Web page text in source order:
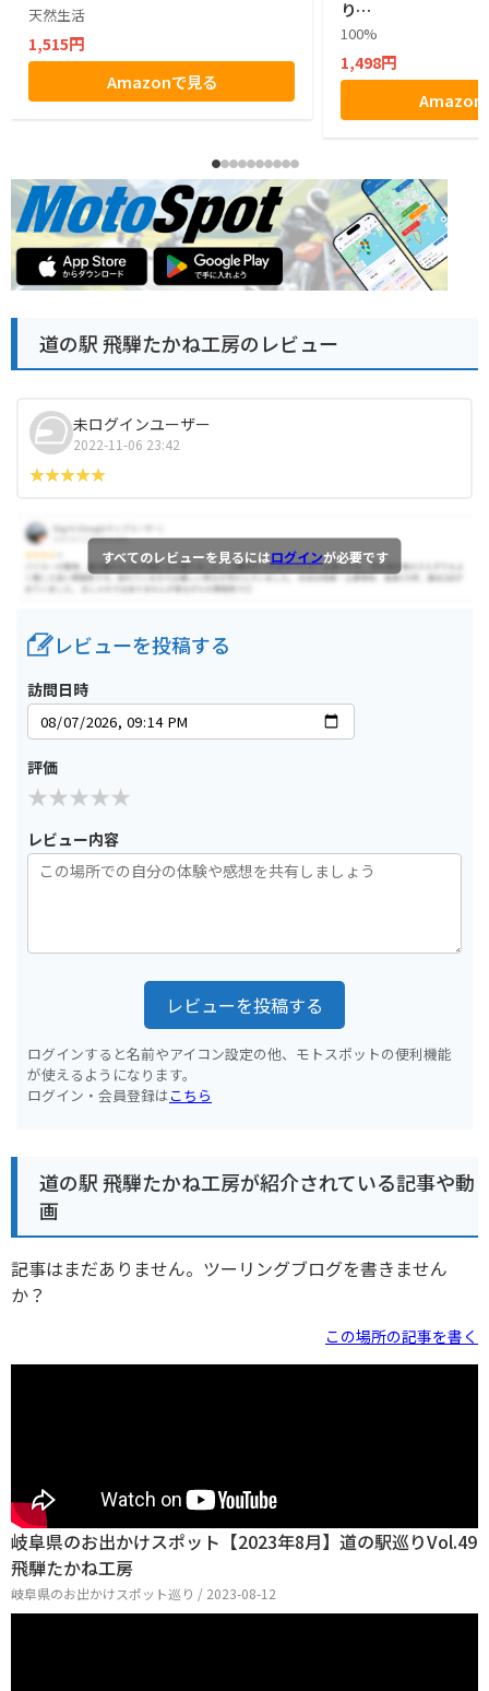
天然生活
1,515円
Amazonで見る
り…
100%
1,498円
Amazon
道の駅 飛騨たかね工房のレビュー
未ログインユーザー
2022-11-06 23:42
すべてのレビューを見るにはログインが必要です
レビューを投稿する
訪問日時
評価
レビュー内容
レビューを投稿する
ログインすると名前やアイコン設定の他、モトスポットの便利機能
が使えるようになります。
ログイン・会員登録はこちら
道の駅 飛騨たかね工房が紹介されている記事や動
画
記事はまだありません。ツーリングブログを書きません
か？
この場所の記事を書く
岐阜県のお出かけスポット【2023年8月】道の駅巡りVol.49
飛騨たかね工房
岐阜県のお出かけスポット巡り / 2023-08-12